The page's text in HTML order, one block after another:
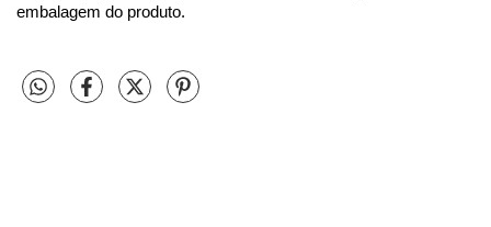
embalagem do produto.